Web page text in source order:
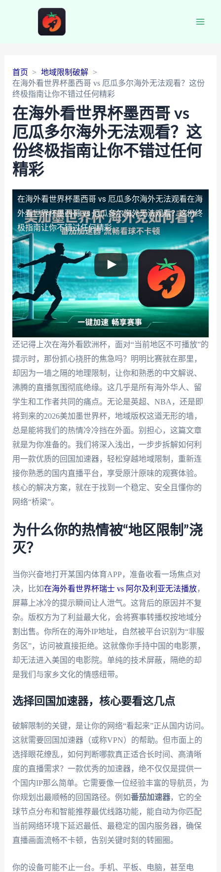
首页
地域限制破解
在海外看世界杯墨西哥 vs 厄瓜多尔海外无法观看？这份
终极指南让你不错过任何精彩
在海外看世界杯墨西哥 vs
厄瓜多尔海外无法观看？这
份终极指南让你不错过任何
精彩
在海外看世界杯墨西哥 vs 厄瓜多尔海外无法观看在海
外看世界杯墨西哥 vs 厄瓜多尔海外无法观看？这份终
极指南让你不错过任何精彩
还记得上次在海外看欧洲杯，面对“当前地区不可播放”的
提示时，那份抓心挠肝的焦急吗？明明比赛就在那里，
却因为一墙之隔的地理限制，让你和熟悉的中文解说、
沸腾的直播氛围彻底绝缘。这几乎是所有海外华人、留
学生和工作者共同的痛点。无论是英超、NBA，还是即
将到来的2026美加墨世界杯，地域版权这道无形的墙，
总是能将我们的热情冷冷挡在外面。别担心，这篇文章
就是为你准备的。我们将深入浅出，一步步拆解如何利
用一款优质的回国加速器，轻松穿越地域限制，重新连
接你熟悉的国内直播平台，享受原汁原味的观赛体验。
核心的解决方案，就在于找到一个稳定、安全且懂你的
网络“桥梁”。
为什么你的热情被“地区限制”浇
灭？
当你兴奋地打开某国内体育APP，准备收看一场焦点对
决，比如在海外看世界杯瑞士 vs 阿尔及利亚无法播放，
屏幕上冰冷的提示瞬间让人泄气。这背后的原因并不复
杂。版权方为了利益最大化，会将赛事转播权按地域分
割出售。你所在的海外IP地址，自然被平台识别为“非服
务区”，访问被直接拒绝。这就像你手持中国的电影票，
却无法进入美国的电影院。单纯的技术屏蔽，隔绝的却
是我们与家乡文化的情感纽带。
选择回国加速器，核心要看这几点
破解限制的关键，是让你的网络“看起来”正从国内访问。
这就需要回国加速器（或称VPN）的帮助。但市面上的
选择眼花缭乱，如何判断哪款真正适合长时间、高清晰
度的直播需求？一款优秀的加速器，绝不仅仅是提供一
个国内IP那么简单。它需要像一位经验丰富的导航员，为
你规划出最顺畅的回国路径。例如番茄加速器，它的全
球节点分布和智能推荐最优线路功能，能自动为你匹配
当前网络环境下延迟最低、最稳定的国内服务器，确保
直播画面流畅不卡顿，告别关键时刻的转圈圈。
你的设备可能不止一台。手机、平板、电脑，甚至电